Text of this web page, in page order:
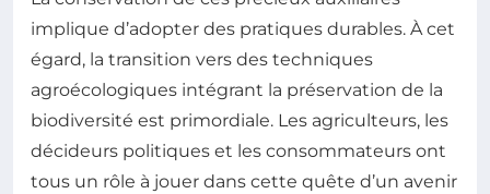
implique d’adopter des pratiques durables. À cet
égard, la transition vers des techniques
agroécologiques intégrant la préservation de la
biodiversité est primordiale. Les agriculteurs, les
décideurs politiques et les consommateurs ont
tous un rôle à jouer dans cette quête d’un avenir